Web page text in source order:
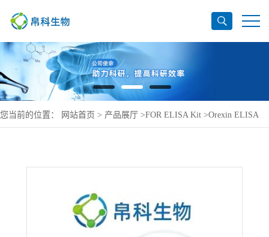
您当前的位置： 网站首页 > 产品展厅 >FOR ELISA Kit >Orexin ELISA